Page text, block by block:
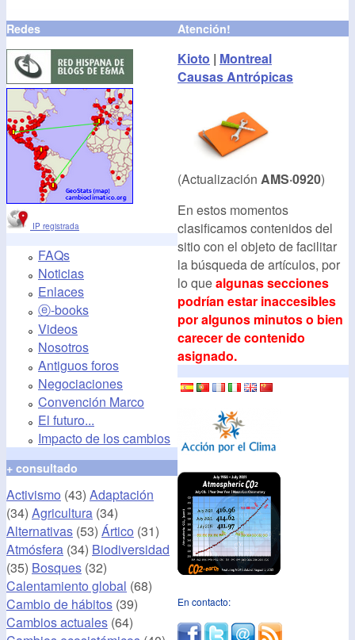
Redes
IP registrada
FAQs
Noticias
Enlaces
ⓔ-books
Videos
Nosotros
Antiguos foros
Negociaciones
Convención Marco
El futuro...
Impacto de los cambios
+ consultado
Activismo (43) Adaptación
(34) Agricultura (34)
Alternativas (53) Ártico (31)
Atmósfera (34) Biodiversidad
(35) Bosques (32)
Calentamiento global (68)
Cambio de hábitos (39)
Cambios actuales (64)
Atención!
Kioto | Montreal
Causas Antrópicas
(Actualización AMS·0920)
En estos momentos
clasificamos contenidos del
sitio con el objeto de facilitar
la búsqueda de artículos, por
lo quealgunas secciones
podrían estar inaccesibles
por algunos minutos o bien
carecer de contenido
asignado.
En contacto: